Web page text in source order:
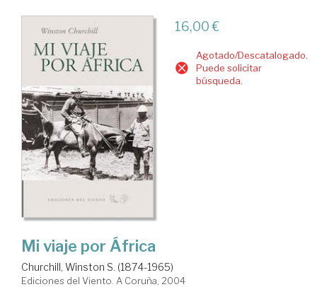
16,00 €
Agotado/Descatalogado.
Puede solicitar
búsqueda.
Mi viaje por África
Churchill, Winston S. (1874-1965)
Ediciones del Viento. A Coruña, 2004